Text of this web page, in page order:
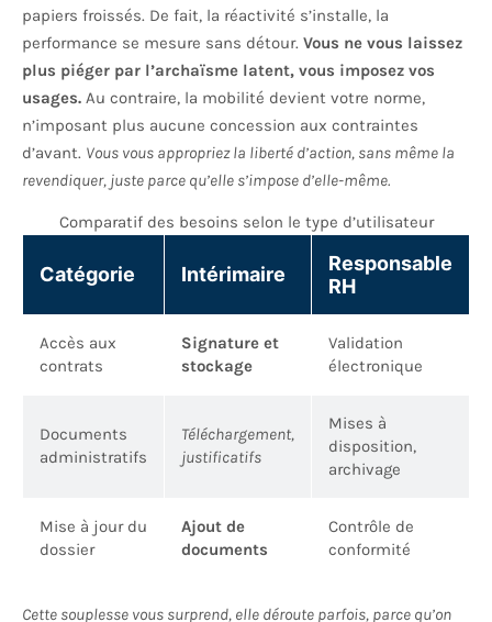
papiers froissés. De fait, la réactivité s’installe, la
performance se mesure sans détour. Vous ne vous laissez
plus piéger par l’archaïsme latent, vous imposez vos
usages. Au contraire, la mobilité devient votre norme,
n’imposant plus aucune concession aux contraintes
d’avant. Vous vous appropriez la liberté d’action, sans même la
revendiquer, juste parce qu’elle s’impose d’elle-même.
Comparatif des besoins selon le type d’utilisateur
Catégorie Intérimaire
Responsable
RH
Accès aux
contrats
Signature et
stockage
Validation
électronique
Documents
administratifs
Téléchargement,
justificatifs
Mises à
disposition,
archivage
Mise à jour du
dossier
Ajout de
documents
Contrôle de
conformité
Cette souplesse vous surprend, elle déroute parfois, parce qu’on